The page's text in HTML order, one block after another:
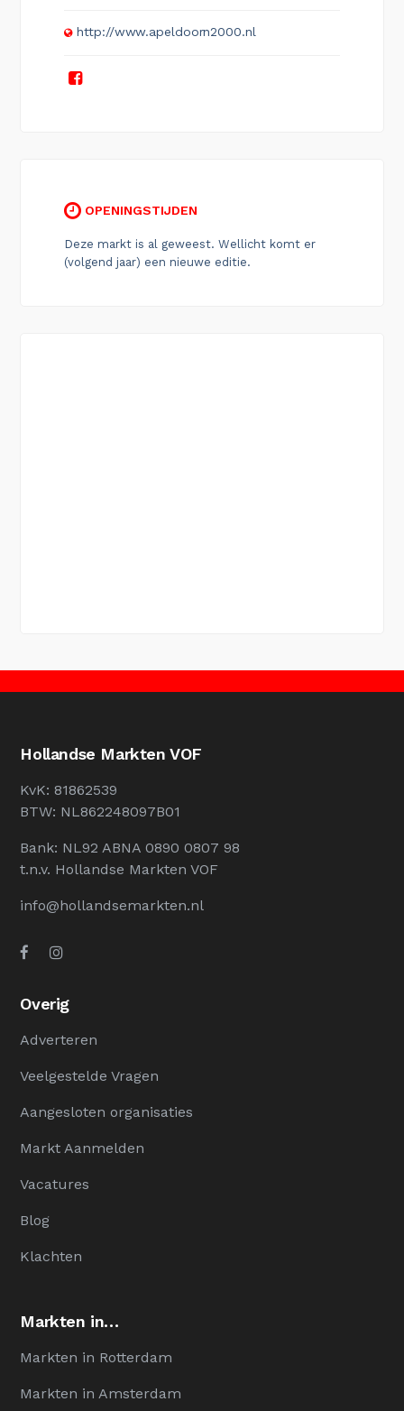
http://www.apeldoorn2000.nl
OPENINGSTIJDEN
Deze markt is al geweest. Wellicht komt er
(volgend jaar) een nieuwe editie.
Hollandse Markten VOF
KvK: 81862539
BTW: NL862248097B01
Bank: NL92 ABNA 0890 0807 98
t.n.v. Hollandse Markten VOF
info@hollandsemarkten.nl
Overig
Adverteren
Veelgestelde Vragen
Aangesloten organisaties
Markt Aanmelden
Vacatures
Blog
Klachten
Markten in…
Markten in Rotterdam
Markten in Amsterdam